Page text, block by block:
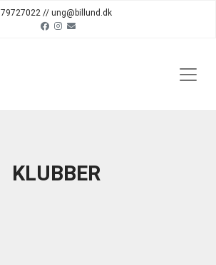
79727022 // ung@billund.dk
KLUBBER